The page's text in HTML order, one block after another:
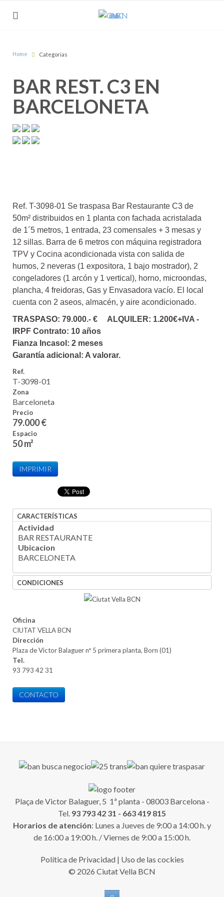
Home Categorias
BAR REST. C3 EN
BARCELONETA
Ref. T-3098-01 Se traspasa Bar Restaurante C3 de
50m² distribuidos en 1 planta con fachada acristalada
de 1´5 metros, 1 entrada, 23 comensales + 3 mesas y
12 sillas. Barra de 6 metros con máquina registradora
TPV y Cocina acondicionada vista con salida de
humos, 2 neveras (1 expositora, 1 bajo mostrador), 2
congeladores (1 arcón y 1 vertical), horno, microondas,
plancha, 4 freidoras, Gas y Envasadora vacío. El local
cuenta con 2 aseos, almacén, y aire acondicionado.
TRASPASO: 79.000.- € ALQUILER: 1.200€+IVA -
IRPF Contrato: 10 años
Fianza Incasol: 2 meses
Garantía adicional: A valorar.
Ref.
T-3098-01
Zona
Barceloneta
Precio
79.000 €
Espacio
50 m²
IMPRIMIR
CARACTERÍSTICAS
Actividad
BAR RESTAURANTE
Ubicacion
BARCELONETA
CONDICIONES
Oficina
CIUTAT VELLA BCN
Dirección
Plaza de Victor Balaguer nº 5 primera planta, Born (01)
Tel.
93 793 42 31
CONTACTO
Plaça de Victor Balaguer, 5 1ª planta - 08003 Barcelona -
Tel. 93 793 42 31 - 663 419 815
Horarios de atención: Lunes a Jueves de 9:00 a 14:00 h. y
de 16:00 a 19:00 h. / Viernes de 9:00 a 15:00 h.
Política de Privacidad| Uso de las cockies
© 2026 Ciutat Vella BCN